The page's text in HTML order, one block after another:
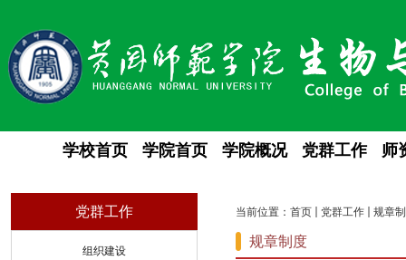
学校首页 学院首页 学院概况 党群工作 师
党群工作
组织建设
当前位置： 首页 党群工作 规章
规章制度